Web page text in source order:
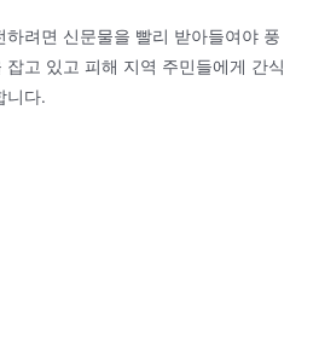
려면 신문물을 빨리 받아들여야 풍
고 있고 피해 지역 주민들에게 간식
니다.